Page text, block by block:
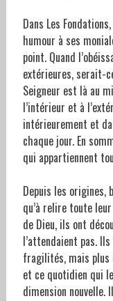
Dans Les
humour à ses
point. Quand
extérieures, serait-
Seigneur est là au
l’intérieur et à
intérieurement et
chaque jour. En
qui appartiennent
Depuis les origines,
qu’à relire toute
de Dieu, ils ont
l’attendaient pas.
fragilités, mais plus
et ce quotidien qui
dimension nouvelle.